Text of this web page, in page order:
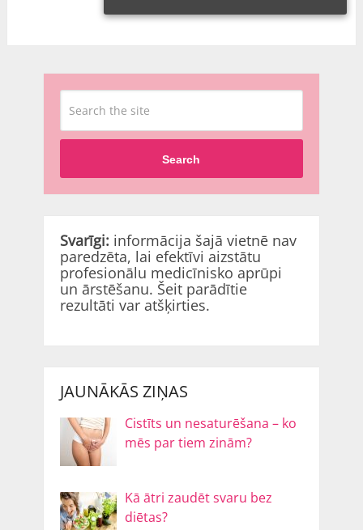
Search
Svarīgi: informācija šajā vietnē nav
paredzēta, lai efektīvi aizstātu
profesionālu medicīnisko aprūpi
un ārstēšanu. Šeit parādītie
rezultāti var atšķirties.
JAUNĀKĀS ZIŅAS
Cistīts un nesaturēšana – ko
mēs par tiem zinām?
Kā ātri zaudēt svaru bez
diētas?